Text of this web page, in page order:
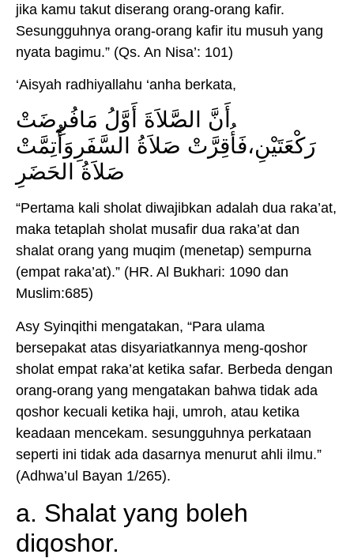
jika kamu takut diserang orang-orang kafir.
Sesungguhnya orang-orang kafir itu musuh yang
nyata bagimu.” (Qs. An Nisa’: 101)
‘Aisyah radhiyallahu ‘anha berkata,
أَنَّ الصَّلاَةَ أَوَّلُ مَافُرِضَتْ
رَكْعَتَيْنِ،فَأُقِرَّتْ صَلاَةُ السَّفَرِوَأُتِمَّتْ
صَلاَةُ الحَضَرِ
“Pertama kali sholat diwajibkan adalah dua raka’at,
maka tetaplah sholat musafir dua raka’at dan
shalat orang yang muqim (menetap) sempurna
(empat raka’at).” (HR. Al Bukhari: 1090 dan
Muslim:685)
Asy Syinqithi mengatakan, “Para ulama
bersepakat atas disyariatkannya meng-qoshor
sholat empat raka’at ketika safar. Berbeda dengan
orang-orang yang mengatakan bahwa tidak ada
qoshor kecuali ketika haji, umroh, atau ketika
keadaan mencekam. sesungguhnya perkataan
seperti ini tidak ada dasarnya menurut ahli ilmu.”
(Adhwa’ul Bayan 1/265).
a. Shalat yang boleh
diqoshor.